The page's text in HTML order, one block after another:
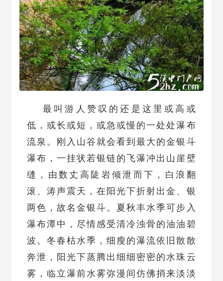
最叫游人赞叹的还是这里或高或
低，或长或短，或急或慢的一处处瀑布
流泉。刚入山谷就会看到最大的金银斗
瀑布，一挂状若银链的飞瀑冲出山崖壁
缝，由数丈高陡岩倾泄而下，白浪翻
滚、涛声震天，在阳光下折射出金、银
两色，故名金银斗。夏秋丰水季可步入
瀑布潭中，尽情感受清冷浊骨的油油碧
波。冬春枯水季，细瘦的瀑流依旧散散
奔泄，阳光下蒸腾出细细密密的水珠云
雾，临立瀑前水雾弥漫间仿佛捎来淡淡